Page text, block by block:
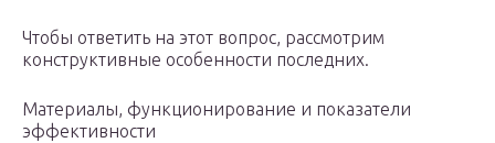
Чтобы ответить на этот вопрос, рассмотрим
конструктивные особенности последних.
Материалы, функционирование и показатели
эффективности